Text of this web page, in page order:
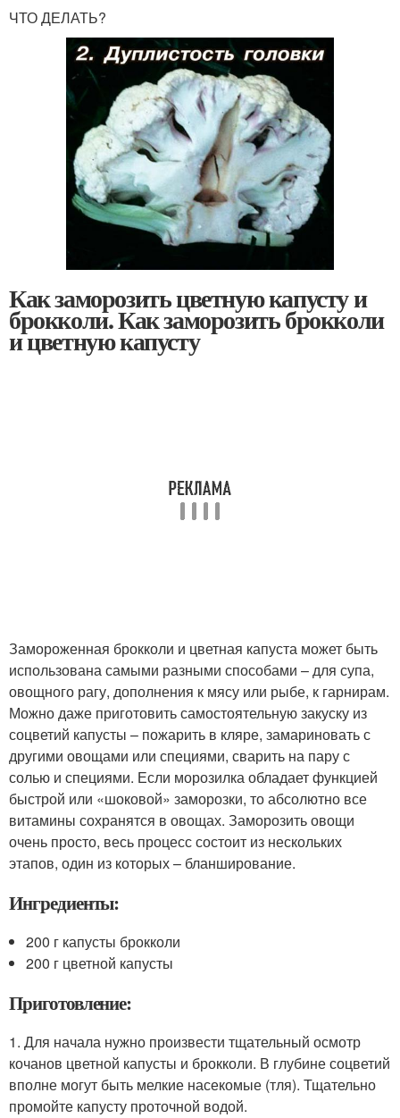
ЧТО ДЕЛАТЬ?
Как заморозить цветную капусту и
брокколи. Как заморозить брокколи
и цветную капусту
Замороженная брокколи и цветная капуста может быть
использована самыми разными способами – для супа,
овощного рагу, дополнения к мясу или рыбе, к гарнирам.
Можно даже приготовить самостоятельную закуску из
соцветий капусты – пожарить в кляре, замариновать с
другими овощами или специями, сварить на пару с
солью и специями. Если морозилка обладает функцией
быстрой или «шоковой» заморозки, то абсолютно все
витамины сохранятся в овощах. Заморозить овощи
очень просто, весь процесс состоит из нескольких
этапов, один из которых – бланширование.
Ингредиенты:
200 г капусты брокколи
200 г цветной капусты
Приготовление:
1. Для начала нужно произвести тщательный осмотр
кочанов цветной капусты и брокколи. В глубине соцветий
вполне могут быть мелкие насекомые (тля). Тщательно
промойте капусту проточной водой.